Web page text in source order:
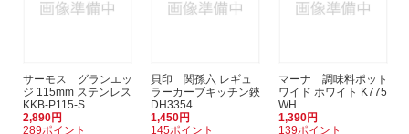
サーモス グランエッ
ジ 115mm ステンレス
KKB-P115-S
2,890円
289ポイント
貝印 関孫六 レギュ
ラーカーブキッチン鋏
DH3354
1,450円
145ポイント
マーナ 調味料ポット
ワイド ホワイト K775
WH
1,390円
139ポイント